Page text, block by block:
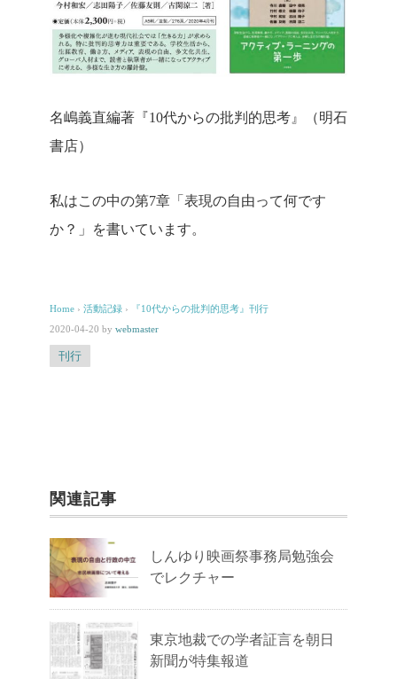
名嶋義直編著『10代からの批判的思考』（明石
書店）
私はこの中の第7章「表現の自由って何です
か？」を書いています。
Home › 活動記録 ›
『10代からの批判的思考』刊行
2020-04-20 by webmaster
刊行
関連記事
しんゆり映画祭事務局勉強会
でレクチャー
東京地裁での学者証言を朝日
新聞が特集報道